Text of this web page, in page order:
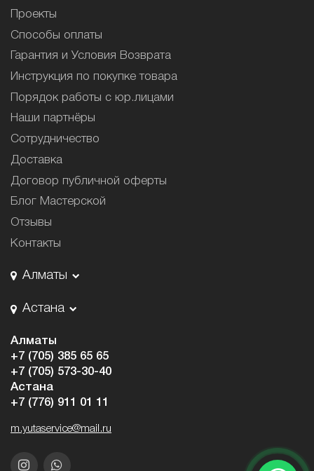
Проекты
Способы оплаты
Гарантия и Условия Возврата
Инструкция по покупке товара
Порядок работы с юр.лицами
Наши партнёры
Сотрудничество
Доставка
Договор публичной оферты
Блог Мастерской
Отзывы
Контакты
Алматы
Астана
Алматы
+7 (705) 385 65 65
+7 (705) 573-30-40
Астана
+7 (776) 911 01 11
m.yutaservice@mail.ru